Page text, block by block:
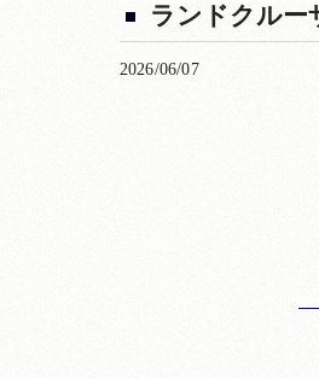
ランドクルー
2026/06/07